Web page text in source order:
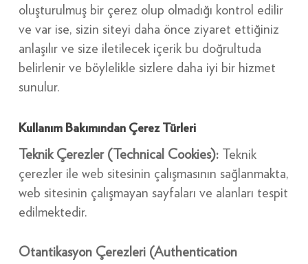
oluşturulmuş bir çerez olup olmadığı kontrol edilir
ve var ise, sizin siteyi daha önce ziyaret ettiğiniz
anlaşılır ve size iletilecek içerik bu doğrultuda
belirlenir ve böylelikle sizlere daha iyi bir hizmet
sunulur.
Kullanım Bakımından Çerez Türleri
Teknik Çerezler (Technical Cookies):Teknik
çerezler ile web sitesinin çalışmasının sağlanmakta,
web sitesinin çalışmayan sayfaları ve alanları tespit
edilmektedir.
Otantikasyon Çerezleri (Authentication